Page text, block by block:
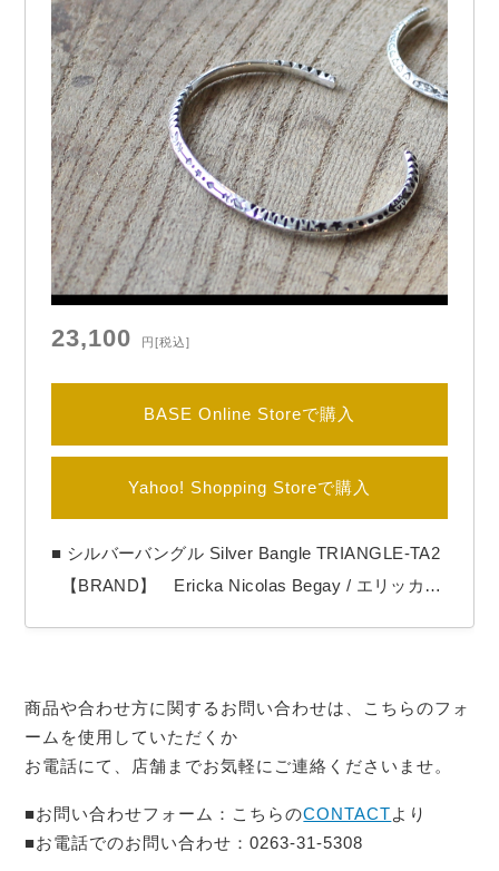
23,100 円[税込]
BASE Online Storeで購入
Yahoo! Shopping Storeで購入
■ シルバーバングル Silver Bangle TRIANGLE-TA2
【BRAND】 Ericka Nicolas Begay / エリッカニ
シルバーの塊を溶かす工程からの手…
商品や合わせ方に関するお問い合わせは、こちらのフォ
ームを使用していただくか
お電話にて、店舗までお気軽にご連絡くださいませ。
■お問い合わせフォーム：こちらのCONTACTより
■お電話でのお問い合わせ：0263-31-5308